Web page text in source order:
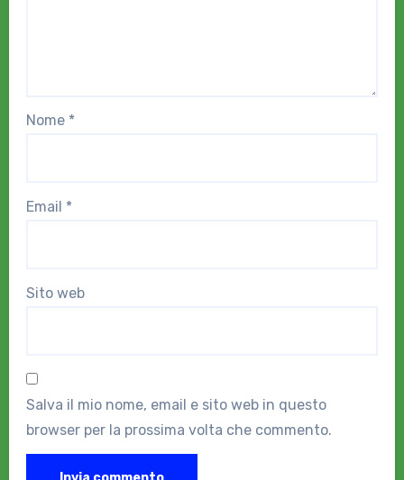
Nome *
Email *
Sito web
Salva il mio nome, email e sito web in questo
browser per la prossima volta che commento.